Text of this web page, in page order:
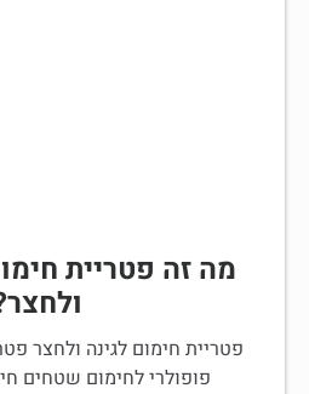
מה זה פטריית
פטריית חימום לגינה ולחצר
פופולרי לחימום שטחים